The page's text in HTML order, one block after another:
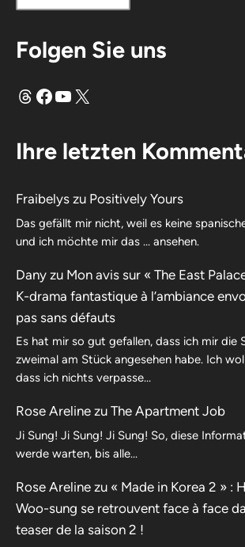
Folgen Sie uns
Fäden
Facebook
YouTube
X
Ihre letzten
Fraibelys zu Positively Yours
Das gefällt mir nicht, weil es keine
und ich möchte mir das … ansehen.
Dany zu Mon avis sur « The East
K-drama fantastique à l’ambiance
pas sans défauts
Es hat mir so gut gefallen, dass ich mir die
zweimal am Stück angesehen habe. Ich
dass ich nichts verpasse…
Rose Areline zu The Apartment Job
Ji Sung! Ji Sung! Ji Sung! So, diese
werde warten, bis alle…
Rose Areline zu « Made in Korea 2 » :
Woo-sung se retrouvent face à face
teaser de la saison 2 !